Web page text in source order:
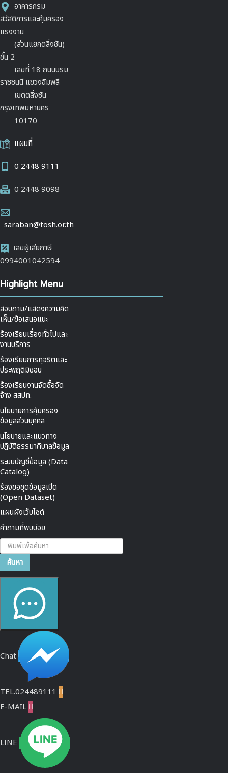
อาคารกรม
สวัสดิการและคุ้มครอง
แรงงาน
(ส่วนแยกตลิ่งชัน)
ชั้น 2
เลขที่ 18 ถนนบรม
ราชชนนี แขวงฉิมพลี
เขตตลิ่งชัน
กรุงเทพมหานคร
10170
แผนที่
0 2448 9111
0 2448 9098
saraban@tosh.or.th
เลขผู้เสียภาษี
0994001042594
Highlight Menu
สอบถาม/แสดงความคิด
เห็น/ข้อเสนอแนะ
ร้องเรียนเรื่องทั่วไปและ
งานบริการ
ร้องเรียนการทุจริตและ
ประพฤติมิชอบ
ร้องเรียนงานจัดซื้อจัด
จ้าง สสปท.
นโยบายการคุ้มครอง
ข้อมูลส่วนบุคคล
นโยบายและแนวทาง
ปฏิบัติธรรมาภิบาลข้อมูล
ระบบบัญชีข้อมูล (Data
Catalog)
ร้องขอชุดข้อมูลเปิด
(Open Dataset)
แผนผังเว็บไซต์
คำถามที่พบบ่อย
ค้นหา...
ค้นหา
Chat
TEL.024489111 
E-MAIL 
LINE